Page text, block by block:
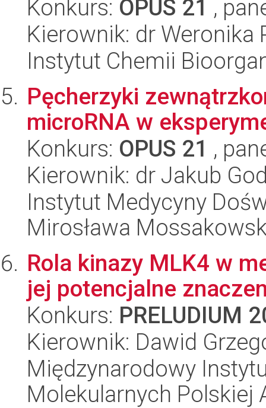
Konkurs: OPUS 21 ,
Kierownik: dr Weronika
Instytut Chemii
Pęcherzyki
microRNA w
Konkurs: OPUS 21 ,
Kierownik: dr Jakub
Instytut Medycyny
Mirosława
Rola kinazy MLK4 w
jej potencjalne
Konkurs: PRELUDIUM
Kierownik: Dawid
Międzynarodowy
Molekularnych Polskiej